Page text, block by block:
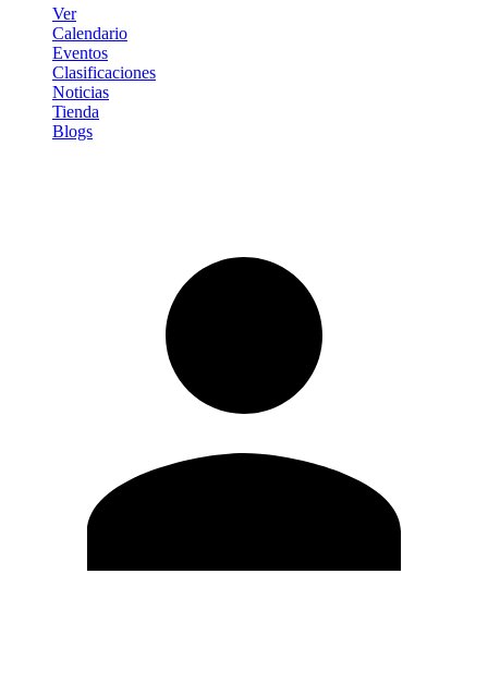
Ver
Calendario
Eventos
Clasificaciones
Noticias
Tienda
Blogs